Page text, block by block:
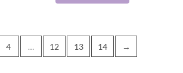
4 … 12 13 14 →